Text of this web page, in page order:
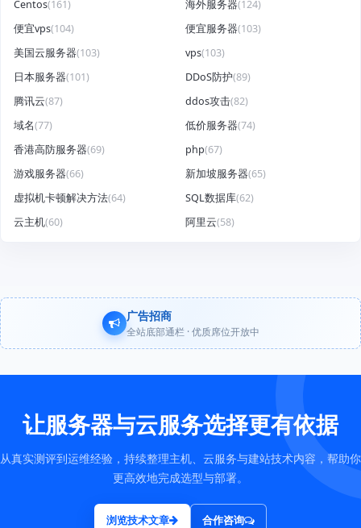
Centos(161) 海外服务器(124)
便宜vps(104) 便宜服务器(103)
美国云服务器(103) vps(103)
日本服务器(101) DDoS防护(89)
腾讯云(87) ddos攻击(82)
域名(77) 低价服务器(74)
香港高防服务器(69) php(67)
游戏服务器(66) 新加坡服务器(65)
虚拟机卡顿解决方法(64) SQL数据库(62)
云主机(60) 阿里云(58)
广告招商
全站底部通栏 · 优质席位开放中
让服务器与云服务选择更有依据
从真实测评到运维经验，持续整理主机、云服务与建站技术内容，帮助你
更高效地完成选型与部署。
浏览技术文章 合作咨询